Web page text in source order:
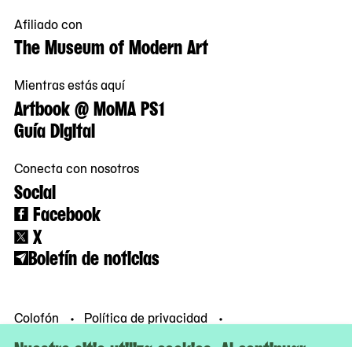
Afiliado con
The Museum of Modern Art
Mientras estás aquí
Artbook @ MoMA PS1
Guía Digital
Conecta con nosotros
Social
Facebook
X
Boletín de noticias
Colofón
Política de privacidad